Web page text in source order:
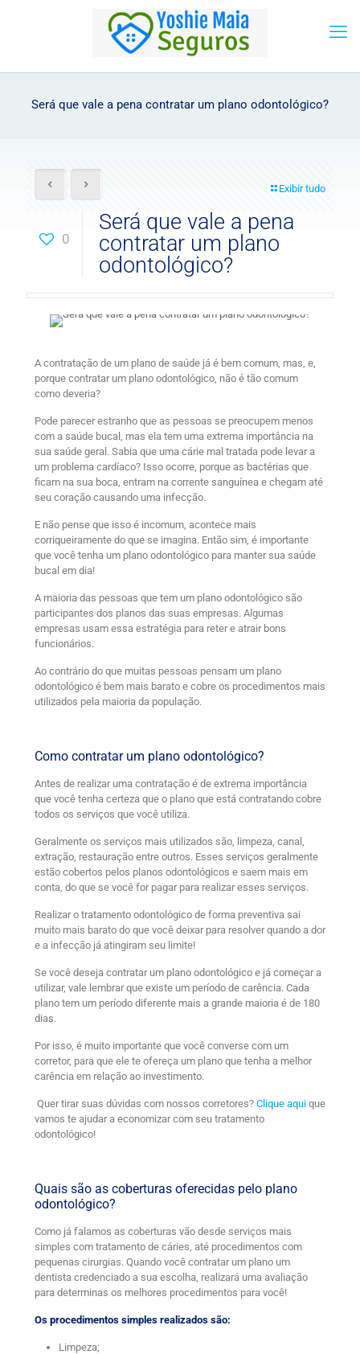
Será que vale a pena contratar um plano odontológico?
Exibir tudo
0
Será que vale a pena
contratar um plano
odontológico?
A contratação de um plano de saúde já é bem comum, mas, e,
porque contratar um plano odontológico, não é tão comum
como deveria?
Pode parecer estranho que as pessoas se preocupem menos
com a saúde bucal, mas ela tem uma extrema importância na
sua saúde geral. Sabia que uma cárie mal tratada pode levar a
um problema cardíaco? Isso ocorre, porque as bactérias que
ficam na sua boca, entram na corrente sanguínea e chegam até
seu coração causando uma infecção.
E não pense que isso é incomum, acontece mais
corriqueiramente do que se imagina. Então sim, é importante
que você tenha um plano odontológico para manter sua saúde
bucal em dia!
A maioria das pessoas que tem um plano odontológico são
participantes dos planos das suas empresas. Algumas
empresas usam essa estratégia para reter e atrair bons
funcionários.
Ao contrário do que muitas pessoas pensam um plano
odontológico é bem mais barato e cobre os procedimentos mais
utilizados pela maioria da população.
Como contratar um plano odontológico?
Antes de realizar uma contratação é de extrema importância
que você tenha certeza que o plano que está contratando cobre
todos os serviços que você utiliza.
Geralmente os serviços mais utilizados são, limpeza, canal,
extração, restauração entre outros. Esses serviços geralmente
estão cobertos pelos planos odontológicos e saem mais em
conta, do que se você for pagar para realizar esses serviços.
Realizar o tratamento odontológico de forma preventiva sai
muito mais barato do que você deixar para resolver quando a dor
e a infecção já atingiram seu limite!
Se você deseja contratar um plano odontológico e já começar a
utilizar, vale lembrar que existe um período de carência. Cada
plano tem um período diferente mais a grande maioria é de 180
dias.
Por isso, é muito importante que você converse com um
corretor, para que ele te ofereça um plano que tenha a melhor
carência em relação ao investimento.
Quer tirar suas dúvidas com nossos corretores? Clique aqui que
vamos te ajudar a economizar com seu tratamento
odontológico!
Quais são as coberturas oferecidas pelo plano
odontológico?
Como já falamos as coberturas vão desde serviços mais
simples com tratamento de cáries, até procedimentos com
pequenas cirurgias. Quando você contratar um plano um
dentista credenciado a sua escolha, realizará uma avaliação
para determinas os melhores procedimentos para você!
Os procedimentos simples realizados são:
Limpeza;